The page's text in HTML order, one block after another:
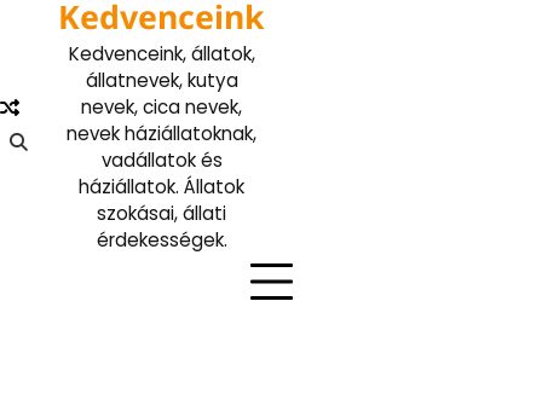
Kedvenceink
Kedvenceink, állatok,
állatnevek, kutya
nevek, cica nevek,
nevek háziállatoknak,
vadállatok és
háziállatok. Állatok
szokásai, állati
érdekességek.